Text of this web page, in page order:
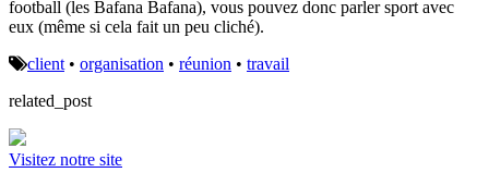
football (les Bafana Bafana), vous pouvez donc parler sport avec
eux (même si cela fait un peu cliché).
client • organisation • réunion • travail
related_post
Visitez notre site